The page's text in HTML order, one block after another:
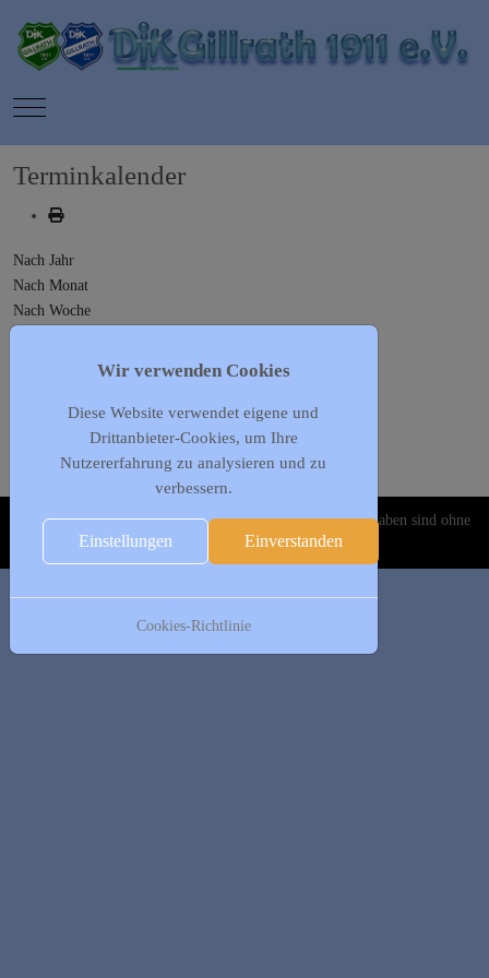
Mobile Menu Toggle
Terminkalender
Nach Jahr
Nach Monat
Nach Woche
Gehe zu Monat
Gehe zu Monat
Freitag, 01. September 2023
Es wurden keine Events gefunden
Copyright © 2020-2026 DJK Gillrath 1911 e. V. Alle Angaben sind ohne
Gewähr!
Wir verwenden Cookies
Diese Website verwendet eigene und
Drittanbieter-Cookies, um Ihre
Nutzererfahrung zu analysieren und zu
verbessern.
Einstellungen Einverstanden
Cookies-Richtlinie